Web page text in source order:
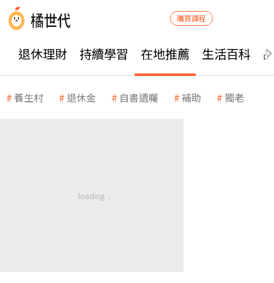
購買課程
退休理財 持續學習 在地推薦 生活百科
養生村 退休金 自書遺囑 補助 獨老